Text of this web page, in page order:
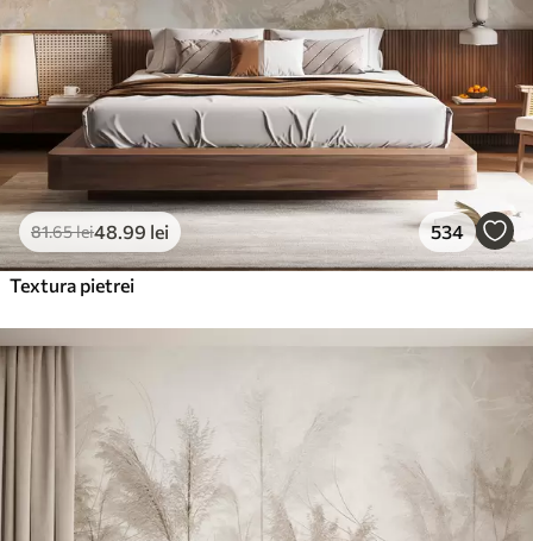
81.65lei48 .99 lei 534
Textura pietrei